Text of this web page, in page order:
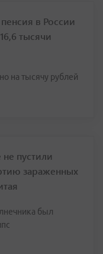
в России
тысячи
на тысячу рублей
пустили
зараженных
был